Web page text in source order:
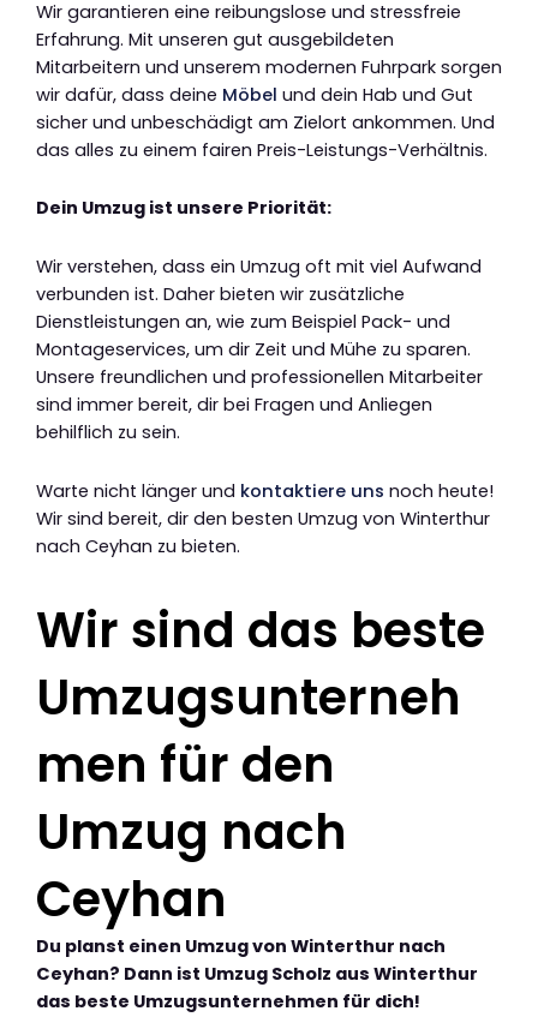
Wir garantieren eine reibungslose und stressfreie
Erfahrung. Mit unseren gut ausgebildeten
Mitarbeitern und unserem modernen Fuhrpark sorgen
wir dafür, dass deine Möbel und dein Hab und Gut
sicher und unbeschädigt am Zielort ankommen. Und
das alles zu einem fairen Preis-Leistungs-Verhältnis.
Dein Umzug ist unsere Priorität:
Wir verstehen, dass ein Umzug oft mit viel Aufwand
verbunden ist. Daher bieten wir zusätzliche
Dienstleistungen an, wie zum Beispiel Pack- und
Montageservices, um dir Zeit und Mühe zu sparen.
Unsere freundlichen und professionellen Mitarbeiter
sind immer bereit, dir bei Fragen und Anliegen
behilflich zu sein.
Warte nicht länger und kontaktiere uns noch heute!
Wir sind bereit, dir den besten Umzug von Winterthur
nach Ceyhan zu bieten.
Wir sind das beste
Umzugsunterneh
men für den
Umzug nach
Ceyhan
Du planst einen Umzug von Winterthur nach
Ceyhan? Dann ist Umzug Scholz aus Winterthur
das beste Umzugsunternehmen für dich!